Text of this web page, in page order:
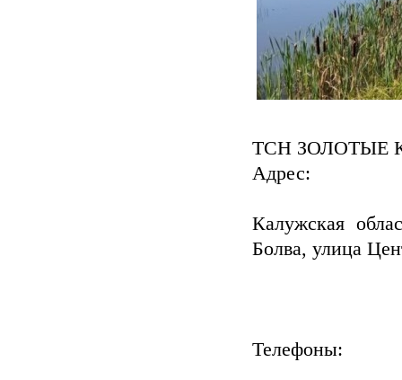
ТСН ЗОЛОТЫЕ
Адрес:
Калужская
Болва, улица
Телефоны: